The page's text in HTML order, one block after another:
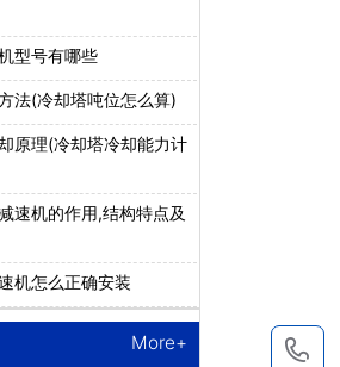
型号有哪些
法(冷却塔吨位怎么算)
原理(冷却塔冷却能力计
速机的作用,结构特点及
机怎么正确安装
More+